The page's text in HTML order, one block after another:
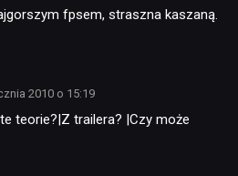
fpsem, straszna kaszaną.
2010 o 15:19
teorie?|Z trailera? |Czy może